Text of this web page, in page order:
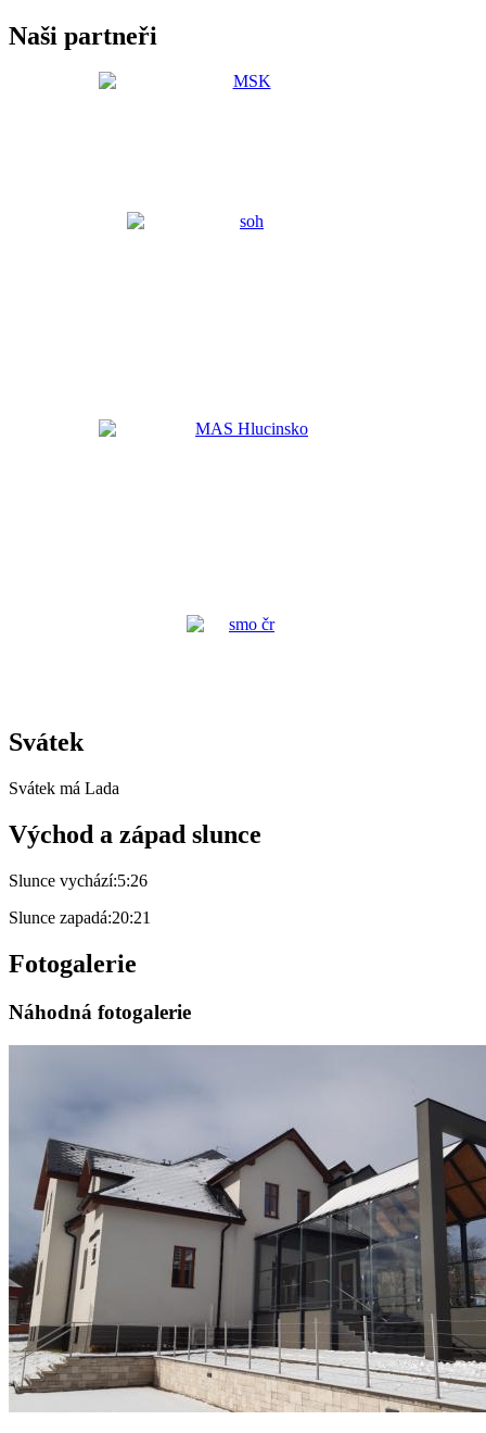
Naši partneři
Svátek
Svátek má Lada
Východ a západ slunce
Slunce vychází:5:26
Slunce zapadá:20:21
Fotogalerie
Náhodná fotogalerie